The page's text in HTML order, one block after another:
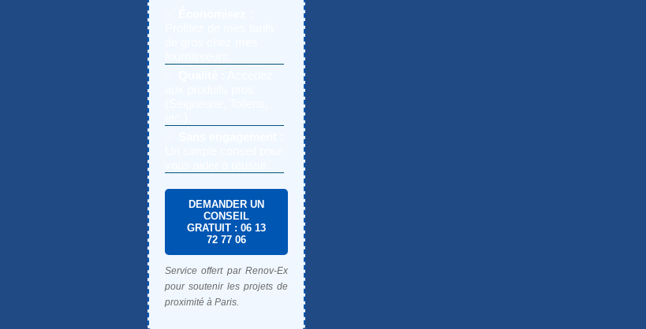
DEMANDER UN
CONSEIL
GRATUIT : 06 13
72 77 06
Service offert par Renov-Ex
pour soutenir les projets de
proximité à Paris.